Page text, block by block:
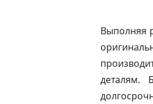
Выполняя
деталям.